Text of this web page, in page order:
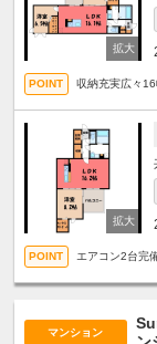
収納充実広々
エアコン2台完
マンション